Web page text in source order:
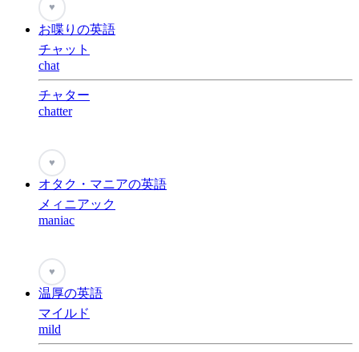
♥
お喋りの英語
チャット
chat
チャター
chatter
♥
オタク・マニアの英語
メィニアック
maniac
♥
温厚の英語
マイルド
mild